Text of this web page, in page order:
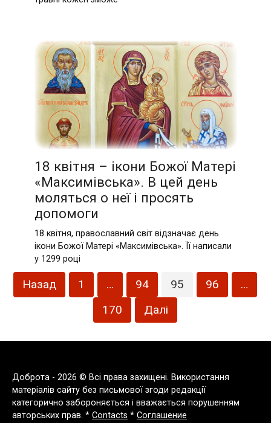
18 квітня – ікони Божої Матері
«Максимівська». В цей день
моляться о неї і просять
допомоги
18 квітня, православний світ відзначає день
ікони Божої Матері «Максимівська». Її написали
у 1299 році
Пагінація
записів
Назад 1 … 94 95 96
…
170
Далі
Доброта - 2026 © Всі права захищені. Використання
матеріалів сайту без письмової згоди редакції
категорично забороняється і вважається порушенням
авторських прав. * Contacts * Соглашение